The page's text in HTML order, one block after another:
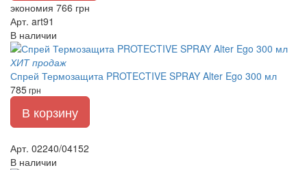
экономия 766 грн
Арт. art91
В наличии
ХИТ продаж
Спрей Термозащита PROTECTIVE SPRAY Alter Ego 300 мл
785грн
В корзину
Арт. 02240/04152
В наличии